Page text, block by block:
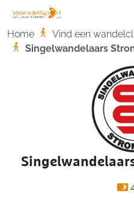
Home
Vind een
Singelwandelaars